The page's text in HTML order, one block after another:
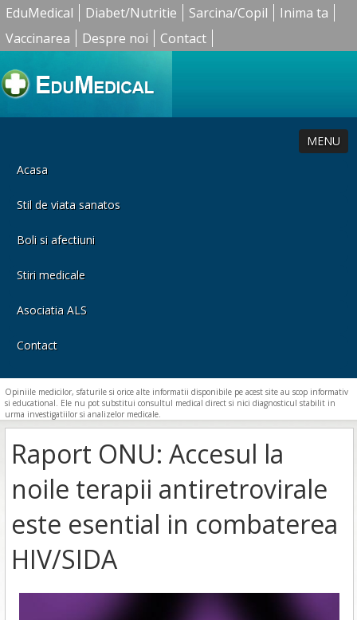
EduMedical Diabet/Nutritie Sarcina/Copil
Inima ta
Vaccinarea
Despre noi Contact
MENU
Acasa
Stil de viata sanatos
Boli si afectiuni
Stiri medicale
Asociatia ALS
Contact
Opiniile medicilor, sfaturile si orice alte informatii disponibile pe acest site au scop informativ
si educational. Ele nu pot substitui consultul medical direct si nici diagnosticul stabilit in
urma investigatiilor si analizelor medicale.
Raport ONU: Accesul la
noile terapii antiretrovirale
este esential in combaterea
HIV/SIDA